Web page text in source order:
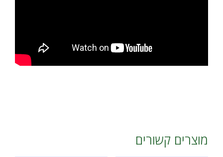
מוצרים קשורים